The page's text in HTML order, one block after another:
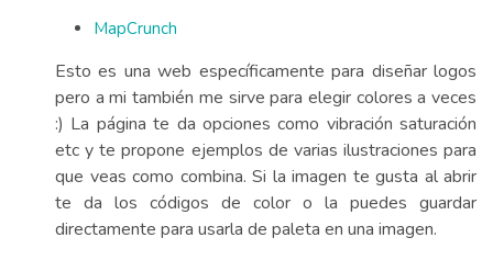
MapCrunch
Esto es una web específicamente para diseñar logos
pero a mi también me sirve para elegir colores a veces
:) La página te da opciones como vibración saturación
etc y te propone ejemplos de varias ilustraciones para
que veas como combina. Si la imagen te gusta al abrir
te da los códigos de color o la puedes guardar
directamente para usarla de paleta en una imagen.